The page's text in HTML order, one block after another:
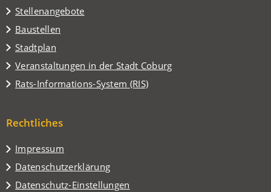
Stellenangebote
Baustellen
Stadtplan
(Öffnet
in
einem
neuen
Veranstaltungen in der Stadt Coburg
(Öffnet
in
einem
Tab)
Rats-Informations-System (RIS)
(Öffnet
neuen
Rechtliches
Impressum
Datenschutzerklärung
Datenschutz-Einstellungen